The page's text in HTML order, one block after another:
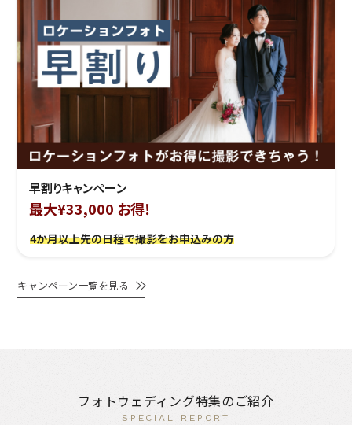
早割りキャンペーン
最大¥33,000 お得！
4か月以上先の日程で撮影をお申込みの方
キャンペーン一覧を見る
フォトウェディング特集のご紹介
SPECIAL REPORT